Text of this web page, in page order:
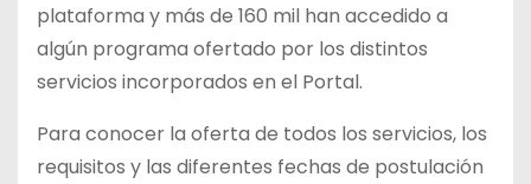
plataforma y más de 160 mil han accedido a
algún programa ofertado por los distintos
servicios incorporados en el Portal.
Para conocer la oferta de todos los servicios, los
requisitos y las diferentes fechas de postulación